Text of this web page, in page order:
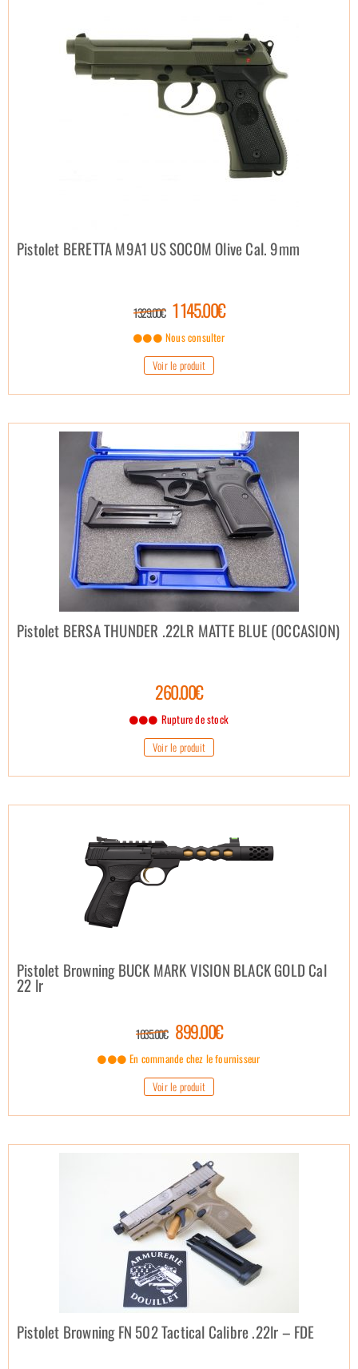
Pistolet BERETTA M9A1 US SOCOM Olive Cal. 9mm
1 329.00€ 1 145.00€
Nous consulter
Voir le produit
Pistolet BERSA THUNDER .22LR MATTE BLUE (OCCASION)
260.00€
Rupture de stock
Voir le produit
Pistolet Browning BUCK MARK VISION BLACK GOLD Cal
22 lr
1 035.00€ 899.00€
En commande chez le fournisseur
Voir le produit
Pistolet Browning FN 502 Tactical Calibre .22lr – FDE